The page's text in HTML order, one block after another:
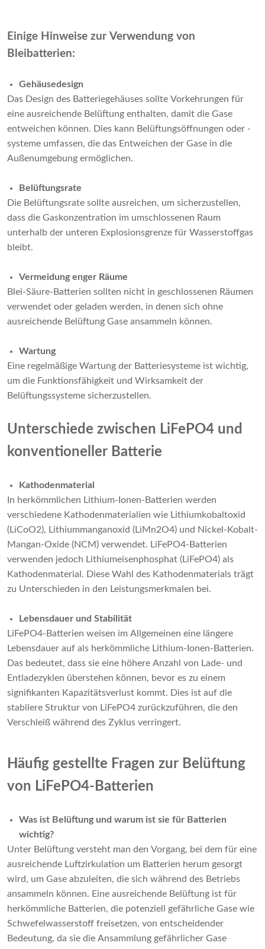
Einige Hinweise zur Verwendung von
Bleibatterien:
Gehäusedesign
Das Design des Batteriegehäuses sollte Vorkehrungen für
eine ausreichende Belüftung enthalten, damit die Gase
entweichen können. Dies kann Belüftungsöffnungen oder -
systeme umfassen, die das Entweichen der Gase in die
Außenumgebung ermöglichen.
Belüftungsrate
Die Belüftungsrate sollte ausreichen, um sicherzustellen,
dass die Gaskonzentration im umschlossenen Raum
unterhalb der unteren Explosionsgrenze für Wasserstoffgas
bleibt.
Vermeidung enger Räume
Blei-Säure-Batterien sollten nicht in geschlossenen Räumen
verwendet oder geladen werden, in denen sich ohne
ausreichende Belüftung Gase ansammeln können.
Wartung
Eine regelmäßige Wartung der Batteriesysteme ist wichtig,
um die Funktionsfähigkeit und Wirksamkeit der
Belüftungssysteme sicherzustellen.
Unterschiede zwischen LiFePO4 und
konventioneller Batterie
Kathodenmaterial
In herkömmlichen Lithium-Ionen-Batterien werden
verschiedene Kathodenmaterialien wie Lithiumkobaltoxid
(LiCoO2), Lithiummanganoxid (LiMn2O4) und Nickel-Kobalt-
Mangan-Oxide (NCM) verwendet. LiFePO4-Batterien
verwenden jedoch Lithiumeisenphosphat (LiFePO4) als
Kathodenmaterial. Diese Wahl des Kathodenmaterials trägt
zu Unterschieden in den Leistungsmerkmalen bei.
Lebensdauer und Stabilität
LiFePO4-Batterien weisen im Allgemeinen eine längere
Lebensdauer auf als herkömmliche Lithium-Ionen-Batterien.
Das bedeutet, dass sie eine höhere Anzahl von Lade- und
Entladezyklen überstehen können, bevor es zu einem
signifikanten Kapazitätsverlust kommt. Dies ist auf die
stabilere Struktur von LiFePO4 zurückzuführen, die den
Verschleiß während des Zyklus verringert.
Häufig gestellte Fragen zur Belüftung
von LiFePO4-Batterien
Was ist Belüftung und warum ist sie für Batterien
wichtig?
Unter Belüftung versteht man den Vorgang, bei dem für eine
ausreichende Luftzirkulation um Batterien herum gesorgt
wird, um Gase abzuleiten, die sich während des Betriebs
ansammeln können. Eine ausreichende Belüftung ist für
herkömmliche Batterien, die potenziell gefährliche Gase wie
Schwefelwasserstoff freisetzen, von entscheidender
Bedeutung, da sie die Ansammlung gefährlicher Gase